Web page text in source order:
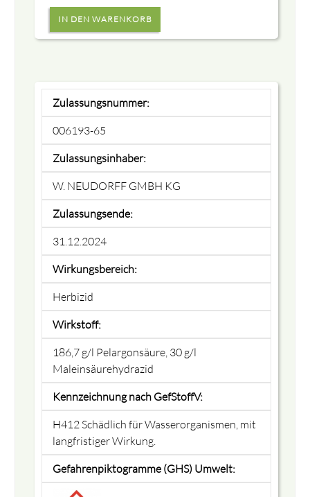
Zulassungsnummer:
006193-65
Zulassungsinhaber:
W. NEUDORFF GMBH KG
Zulassungsende:
31.12.2024
Wirkungsbereich:
Herbizid
Wirkstoff:
186,7 g/l Pelargonsäure, 30 g/l
Maleinsäurehydrazid
Kennzeichnung nach GefStoffV:
H412 Schädlich für Wasserorganismen, mit
langfristiger Wirkung.
Gefahrenpiktogramme (GHS) Umwelt: